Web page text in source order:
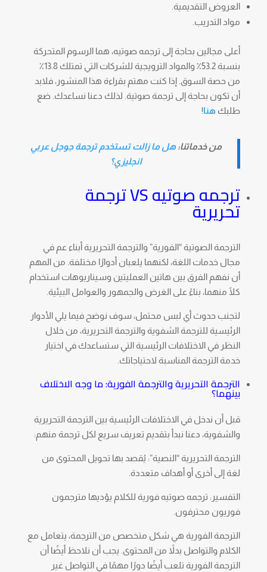
العروض التقديمية.
مواد التدريب.
أعلى مجالين بحاجة إلى ترجمه صوتيه، هما الرسوم المتحركة
بنسبة 53.2٪ والمواد الترويجية للشركات التي تمتلك 13.8٪
من حصة السوق. إذا كنت مهتم بقراءة هذا المنشور، فلابد
أن تكون بحاجة إلى ترجمة صوتية. لذلك دعنا نساعدك. ضع
طلبك هنا!
من خدماتنا: هل ما زالت تستخدم ترجمة جوجل عربي
انجليزي؟
ترجمه صوتيه VS ترجمة
تحريرية
الترجمة الصوتية “الفورية” والترجمة التحريرية أبناء عم في
مجال خدمات اللغة، لكنهما يلعبان أدوارًا مختلفة. من المهم
أن نفهم الفرق بين هاتين العمليتين وسيناريوهات استخدام
كلًا منهما، بناءً على الغرض والجمهور والعوامل البيئية.
لتجنب حدوث أي لبس محتمل، سوف نوضح فيما يلي الأدوار
الرئيسية للترجمة الشفوية والترجمة التحريرية، من خلال
النظر في الاختلافات الرئيسية التي ستساعدك في اختيار
خدمة الترجمة المناسبة لاحتياجاتك.
الترجمة التحريرية والترجمة الفورية: ما وجه الاختلاف
بينهما؟
قبل أن ندخل في الاختلافات الرئيسية بين الترجمة التحريرية
والشفوية، دعنا نبدأ بتقديم تعريف سريع لكل ترجمة منهم:
الترجمة التحريرية “النصية”: يُقصد بها تحويل المحتوى من
لغة إلى أخرى أو أهداف متعددة.
التفسير: ترجمه صوتيه فورية للكلام يؤديها مترجمون
فوريون محترفون.
الترجمة الفورية هي شكل متخصص من الترجمة، يتعامل مع
الكلام والتواصل بدلاً من المحتوى. يجب أن نلاحظ أيضًا أن
الترجمة الفورية تلعب أيضًا دورًا مهمًا في التواصل غير